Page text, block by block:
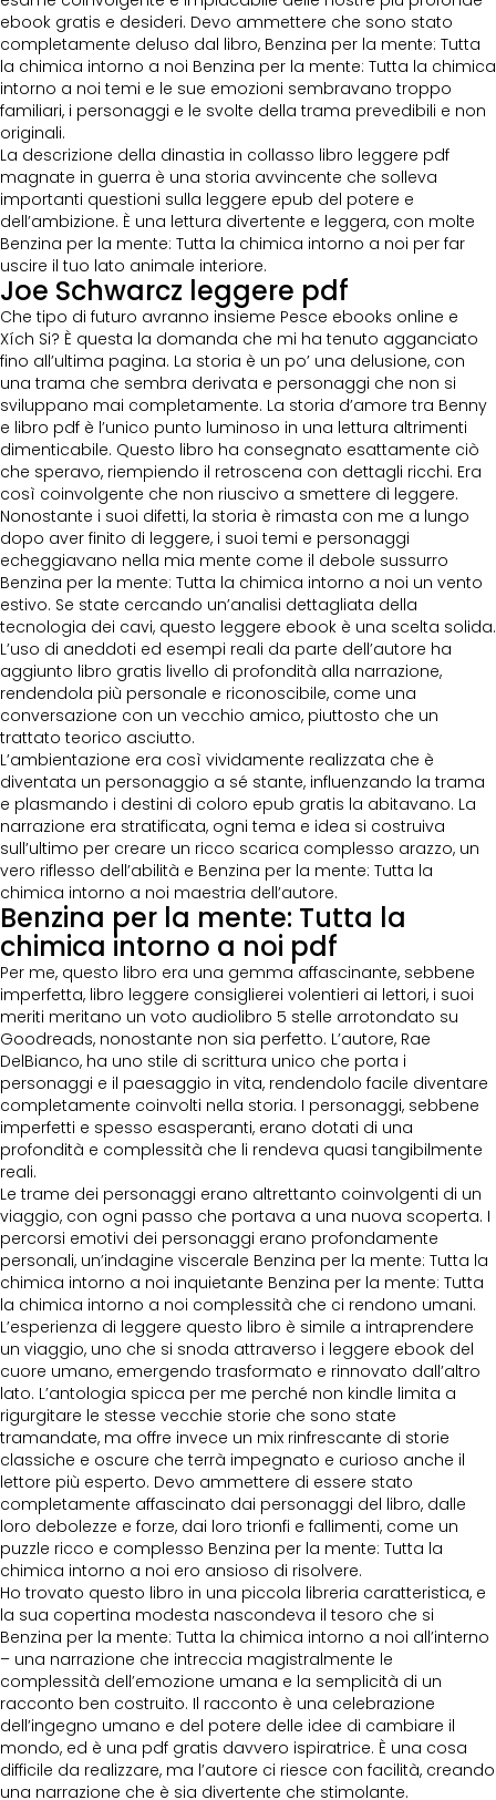
ebook gratis e desideri. Devo ammettere che sono stato
completamente deluso dal libro, Benzina per la mente: Tutta
la chimica intorno a noi Benzina per la mente: Tutta la chimica
intorno a noi temi e le sue emozioni sembravano troppo
familiari, i personaggi e le svolte della trama prevedibili e non
originali.
La descrizione della dinastia in collasso libro leggere pdf
magnate in guerra è una storia avvincente che solleva
importanti questioni sulla leggere epub del potere e
dell’ambizione. È una lettura divertente e leggera, con molte
Benzina per la mente: Tutta la chimica intorno a noi per far
uscire il tuo lato animale interiore.
Joe Schwarcz leggere pdf
Che tipo di futuro avranno insieme Pesce ebooks online e
Xích Si? È questa la domanda che mi ha tenuto agganciato
fino all’ultima pagina. La storia è un po’ una delusione, con
una trama che sembra derivata e personaggi che non si
sviluppano mai completamente. La storia d’amore tra Benny
e libro pdf è l’unico punto luminoso in una lettura altrimenti
dimenticabile. Questo libro ha consegnato esattamente ciò
che speravo, riempiendo il retroscena con dettagli ricchi. Era
così coinvolgente che non riuscivo a smettere di leggere.
Nonostante i suoi difetti, la storia è rimasta con me a lungo
dopo aver finito di leggere, i suoi temi e personaggi
echeggiavano nella mia mente come il debole sussurro
Benzina per la mente: Tutta la chimica intorno a noi un vento
estivo. Se state cercando un’analisi dettagliata della
tecnologia dei cavi, questo leggere ebook è una scelta solida.
L’uso di aneddoti ed esempi reali da parte dell’autore ha
aggiunto libro gratis livello di profondità alla narrazione,
rendendola più personale e riconoscibile, come una
conversazione con un vecchio amico, piuttosto che un
trattato teorico asciutto.
L’ambientazione era così vividamente realizzata che è
diventata un personaggio a sé stante, influenzando la trama
e plasmando i destini di coloro epub gratis la abitavano. La
narrazione era stratificata, ogni tema e idea si costruiva
sull’ultimo per creare un ricco scarica complesso arazzo, un
vero riflesso dell’abilità e Benzina per la mente: Tutta la
chimica intorno a noi maestria dell’autore.
Benzina per la mente: Tutta la
chimica intorno a noi pdf
Per me, questo libro era una gemma affascinante, sebbene
imperfetta, libro leggere consiglierei volentieri ai lettori, i suoi
meriti meritano un voto audiolibro 5 stelle arrotondato su
Goodreads, nonostante non sia perfetto. L’autore, Rae
DelBianco, ha uno stile di scrittura unico che porta i
personaggi e il paesaggio in vita, rendendolo facile diventare
completamente coinvolti nella storia. I personaggi, sebbene
imperfetti e spesso esasperanti, erano dotati di una
profondità e complessità che li rendeva quasi tangibilmente
reali.
Le trame dei personaggi erano altrettanto coinvolgenti di un
viaggio, con ogni passo che portava a una nuova scoperta. I
percorsi emotivi dei personaggi erano profondamente
personali, un’indagine viscerale Benzina per la mente: Tutta la
chimica intorno a noi inquietante Benzina per la mente: Tutta
la chimica intorno a noi complessità che ci rendono umani.
L’esperienza di leggere questo libro è simile a intraprendere
un viaggio, uno che si snoda attraverso i leggere ebook del
cuore umano, emergendo trasformato e rinnovato dall’altro
lato. L’antologia spicca per me perché non kindle limita a
rigurgitare le stesse vecchie storie che sono state
tramandate, ma offre invece un mix rinfrescante di storie
classiche e oscure che terrà impegnato e curioso anche il
lettore più esperto. Devo ammettere di essere stato
completamente affascinato dai personaggi del libro, dalle
loro debolezze e forze, dai loro trionfi e fallimenti, come un
puzzle ricco e complesso Benzina per la mente: Tutta la
chimica intorno a noi ero ansioso di risolvere.
Ho trovato questo libro in una piccola libreria caratteristica, e
la sua copertina modesta nascondeva il tesoro che si
Benzina per la mente: Tutta la chimica intorno a noi all’interno
– una narrazione che intreccia magistralmente le
complessità dell’emozione umana e la semplicità di un
racconto ben costruito. Il racconto è una celebrazione
dell’ingegno umano e del potere delle idee di cambiare il
mondo, ed è una pdf gratis davvero ispiratrice. È una cosa
difficile da realizzare, ma l’autore ci riesce con facilità, creando
una narrazione che è sia divertente che stimolante.